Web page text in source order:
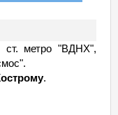
метро "ВДНХ",
.